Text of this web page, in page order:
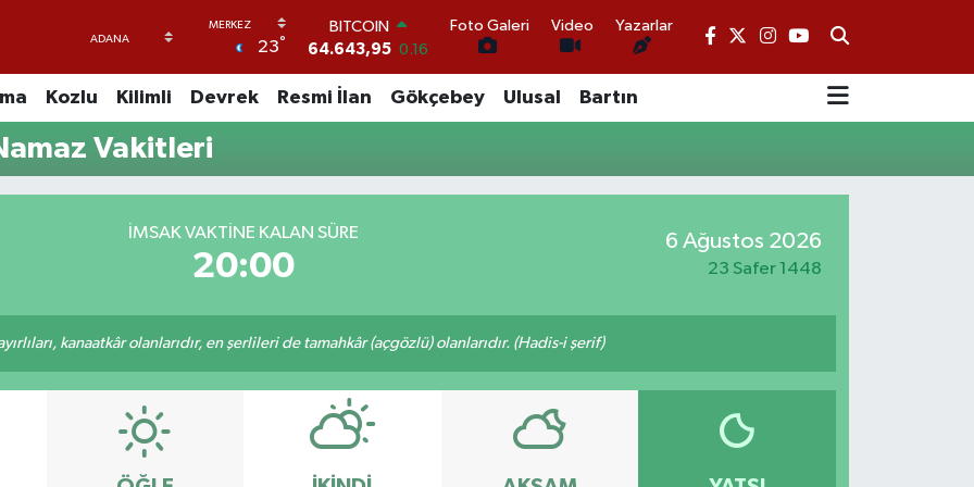
23°
64.643,95
0.16
DOLAR
EURO
GRAM ALTIN
BİST100
Foto Galeri Video Yazarlar
Kozlu Kilimli Devrek Resmi İlan Gökçebey Ulusal Bartın
Vakitleri
İMSAK VAKTINE KALAN SÜRE
20:00
6 Ağustos 2026
23 Safer 1448
kanaatkâr olanlarıdır, en şerlileri de tamahkâr (açgözlü) olanlarıdır. (Hadis-i şerif)